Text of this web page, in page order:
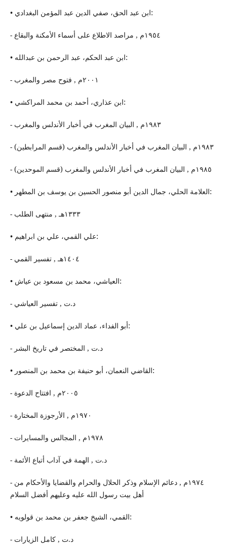
• ابن عبد الحق، صفي الدین عبد المؤمن البغدادي:
- ١٩٥٤م , مراصد الاطلاع على أسماء الأمكنة والبقاع
• ابن عبد الحكم، عبد الرحمن بن عبدالله:
- ٢٠٠١م , فتوح مصر والمغرب
• ابن عذاري، أحمد بن محمد المراكشي:
- ١٩٨٣م , البیان المغرب في أخبار الأندلس والمغرب
- ١٩٨٣م , البیان المغرب في أخبار الأندلس والمغرب (قسم المرابطین)
- ١٩٨٥م , البیان المغرب في أخبار الأندلس والمغرب (قسم الموحدین)
• العلامة الحلي، جمال الدین أبو منصور الحسین بن یوسف بن المطهر:
- ١٣٣٣هـ , منتهى الطلب
• علي القمي، علي بن ابراهيم:
- ١٤٠٤هـ , تفسیر القمي
• العیاشي، محمد بن مسعود بن عیاش:
- د.ت , تفسیر العیاشي
• أبو الفداء، عماد الدین إسماعیل بن علي:
- د.ت , المختصر في تاریخ البشر
• القاضي النعمان، أبو حنیفة بن محمد بن المنصور:
- ٢٠٠٥م , افتتاح الدعوة
- ١٩٧٠م , الأرجوزة المختارة
- ١٩٧٨م , المجالس والمسایرات
- د.ت , الهمة في آداب أتباع الأئمة
- ١٩٧٤م , دعائم الإسلام وذكر الحلال والحرام والقضایا والأحكام من
أهل بیت رسول الله عليه وعليهم أفضل السلام
• القمي، الشیخ جعفر بن محمد بن قولويه:
- د.ت , كامل الزیارات